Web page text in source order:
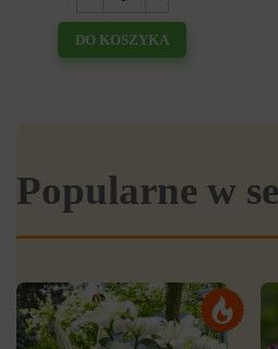
DO KOSZYKA
Popularne w